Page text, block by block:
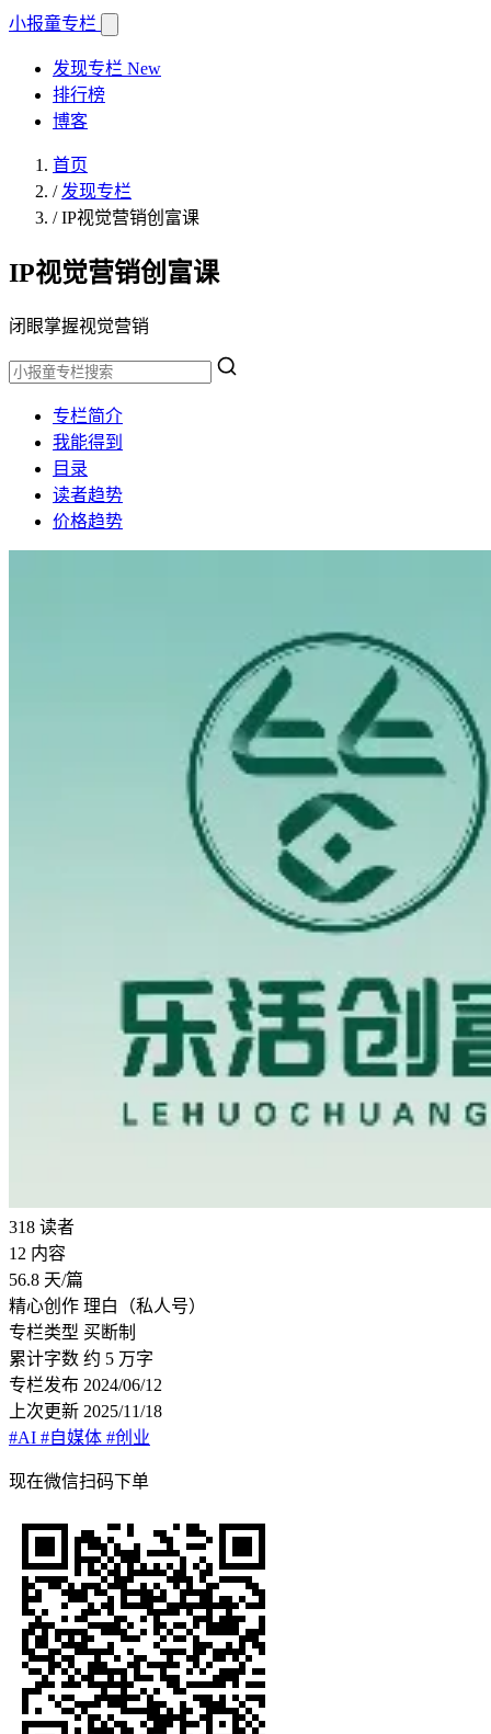
小报童专栏
发现专栏 New
排行榜
博客
首页
/ 发现专栏
/IP视觉营销创富课
IP视觉营销创富课
闭眼掌握视觉营销
专栏简介
我能得到
目录
读者趋势
价格趋势
318 读者
12 内容
56.8 天/篇
精心创作 理白（私人号）
专栏类型 买断制
累计字数 约 5 万字
专栏发布 2024/06/12
上次更新 2025/11/18
#AI #自媒体 #创业
现在微信扫码下单